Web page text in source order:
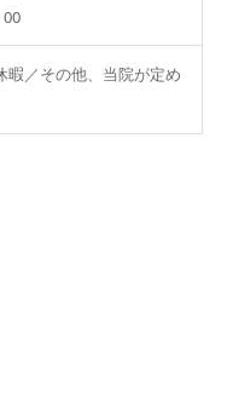
00
暇／その他、当院が定め